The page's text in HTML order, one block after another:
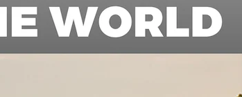
direcionar
de 1 milhão de
Spaces
Assistente de IA
Academy